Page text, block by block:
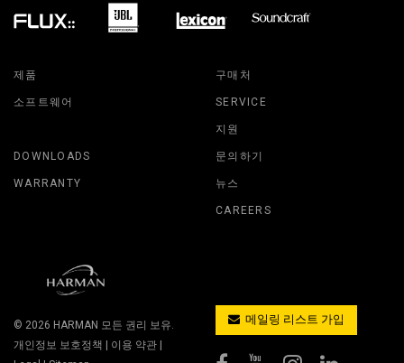
제품
소프트웨어
구매처
SERVICE
지원
DOWNLOADS
WARRANTY
문의하기
뉴스
CAREERS
© 2026 HARMAN 모든 권리 보유.
개인정보 보호정책
이용 약관
메일링 리스트 가입